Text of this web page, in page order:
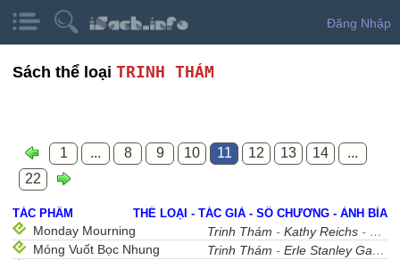
Đăng Nhập
Sách thể loại TRINH THÁM
1 ... 8 9 10 11 12 13 14
...
22
TÁC PHẨM THỂ LOẠI - TÁC GIẢ - SỐ CHƯƠNG - ẢNH BÌA
Monday Mourning Trinh Thám -Kathy Reichs - 43
Móng Vuốt Bọc Nhung
Trinh Thám -Erle Stanley Gardner